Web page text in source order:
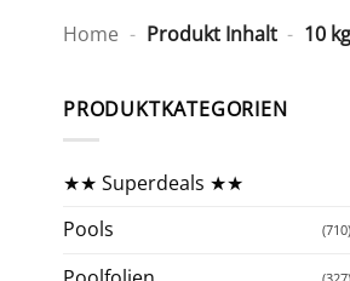
Home - Produkt Inhalt - 10 kg
PRODUKTKATEGORIEN
★★ Superdeals ★★
Pools (710)